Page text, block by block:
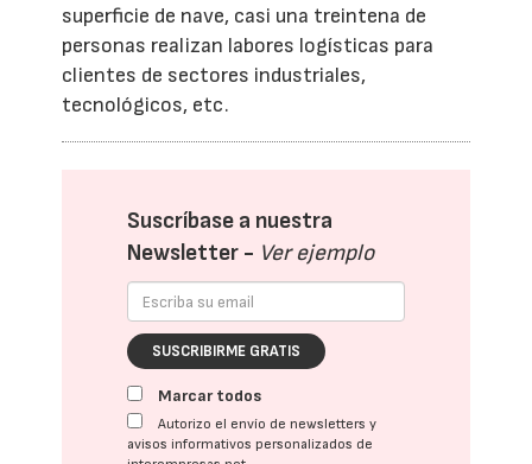
superficie de nave, casi una treintena de
personas realizan labores logísticas para
clientes de sectores industriales,
tecnológicos, etc.
Suscríbase a nuestra
Newsletter - Ver ejemplo
SUSCRIBIRME GRATIS
Marcar todos
Autorizo el envío de newsletters y
avisos informativos personalizados de